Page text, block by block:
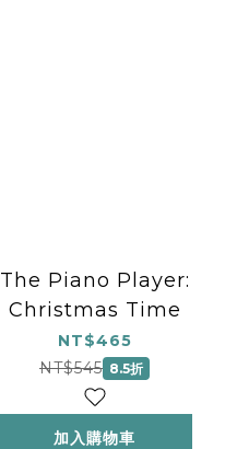
The Piano Player:
Christmas Time
NT$465
NT$545 8.5折
加入購物車